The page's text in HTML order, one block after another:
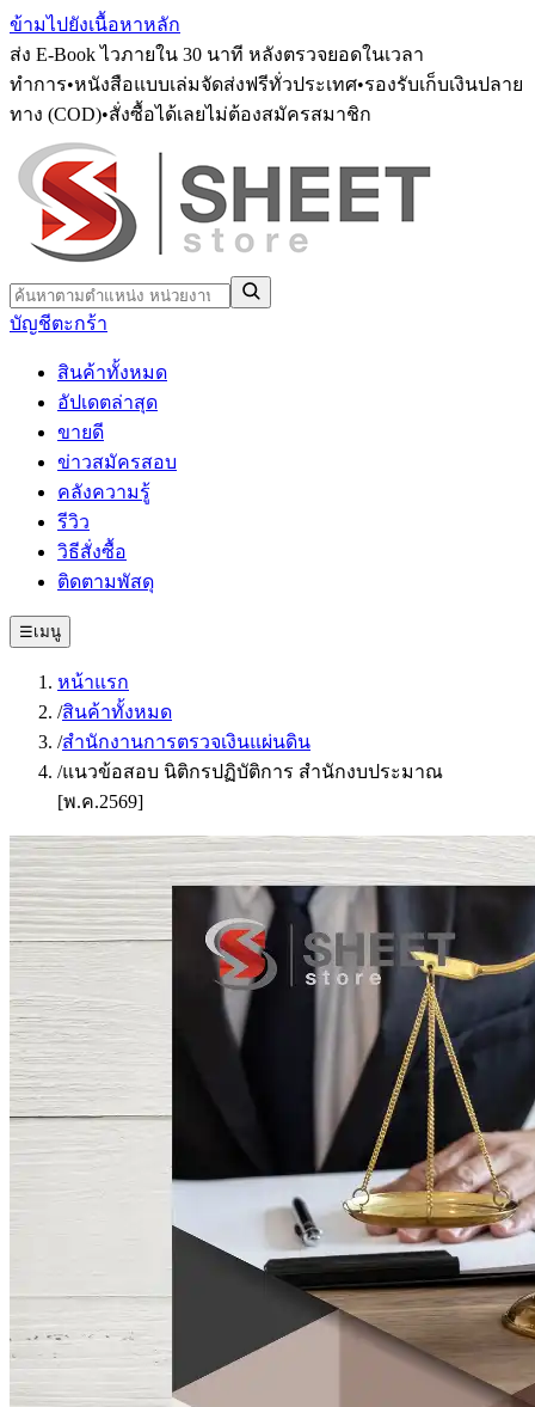
ข้ามไปยังเนื้อหาหลัก
ส่ง E-Book ไวภายใน 30 นาที หลังตรวจยอดในเวลา
ทำการ•หนังสือแบบเล่มจัดส่งฟรีทั่วประเทศ•รองรับเก็บเงินปลาย
ทาง (COD)•สั่งซื้อได้เลยไม่ต้องสมัครสมาชิก
บัญชีตะกร้า
สินค้าทั้งหมด
อัปเดตล่าสุด
ขายดี
ข่าวสมัครสอบ
คลังความรู้
รีวิว
วิธีสั่งซื้อ
ติดตามพัสดุ
☰เมนู
หน้าแรก
/สินค้าทั้งหมด
/สํานักงานการตรวจเงินแผ่นดิน
/แนวข้อสอบ นิติกรปฏิบัติการ สำนักงบประมาณ
[พ.ค.2569]